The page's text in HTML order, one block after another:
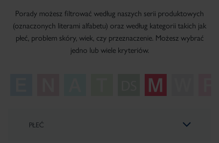
Porady możesz filtrować według naszych serii produktowych
(oznaczonych literami alfabetu) oraz według kategorii takich jak
płeć, problem skóry, wiek, czy przeznaczenie. Możesz wybrać
jedno lub wiele kryteriów.
PŁEĆ